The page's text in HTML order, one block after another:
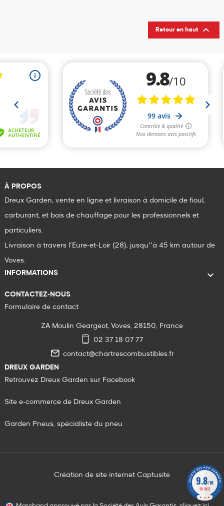
Retour en haut 
À PROPOS
Dreux Garden, vente en ligne et livraison à domicile de fioul,
carburant, et bois de chauffage pour les professionnels et
particuliers.
Livraison à travers l’Eure-et-Loir (28), jusqu’’à 45 km autour de
Voves.
INFORMATIONS

CONTACTEZ-NOUS
Formulaire de contact
ZA Moulin Geargeot, Voves, 28150, France
02 37 18 07 77
contact@chartrescombustibles.fr
DREUX GARDEN
Retrouvez Dreux Garden sur Facebook
Site e-commerce de Dreux Garden
Garden Pneus, spécialiste du pneu
Création de site internet Captusite 9.8/10
99 AVIS